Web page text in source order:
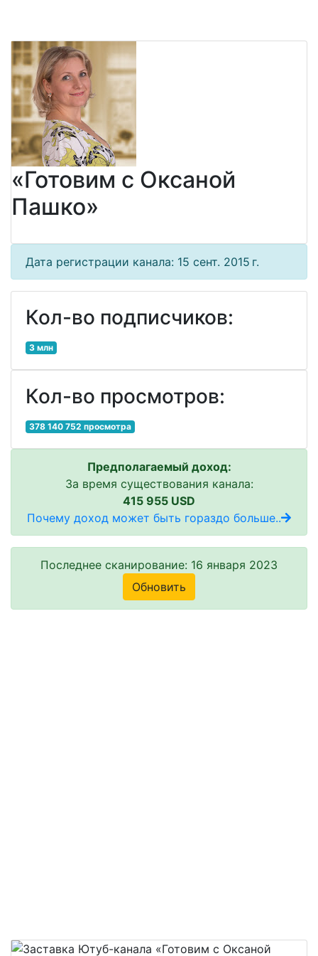
«Готовим с Оксаной
Пашко»
Дата регистрации канала: 15 сент. 2015 г.
Кол-во подписчиков:
3 млн
Кол-во просмотров:
378 140 752 просмотра
Предполагаемый доход:
За время существования канала:
415 955 USD
Почему доход может быть гораздо больше..
Последнее сканирование: 16 января 2023
Обновить